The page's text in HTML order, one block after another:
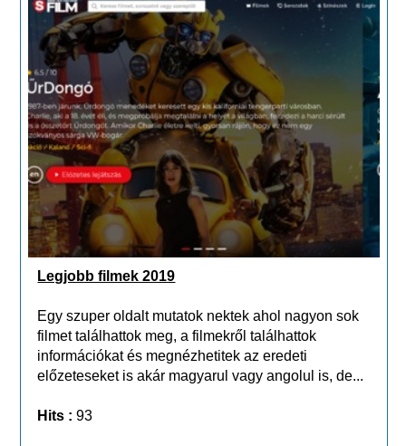
Legjobb filmek 2019
Egy szuper oldalt mutatok nektek ahol nagyon sok
filmet találhattok meg, a filmekről találhattok
információkat és megnézhetitek az eredeti
előzeteseket is akár magyarul vagy angolul is, de...
Hits : 93